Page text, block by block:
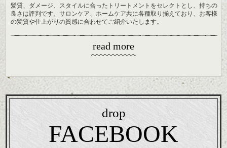
髪質、ダメージ、スタイルに合ったトリートメントをセレクトとし、持ちの
良さは評判です。サロンケア、ホームケア共に各種取り揃えており、お客様
の髪質や仕上がりの質感に合わせてご紹介いたします。
read more
drop
FACEBOOK